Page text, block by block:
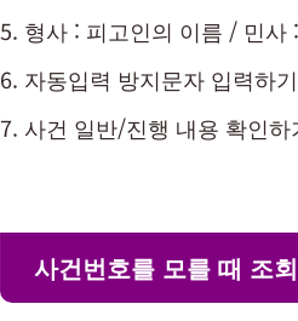
형사 : 피고인의 이름 / 민
자동입력 방지문자 입력하기
사건 일반/진행 내용 확인하
사건번호를 모를 때 조